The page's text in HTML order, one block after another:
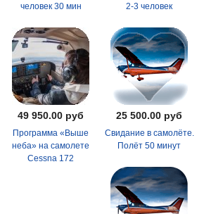
человек 30 мин
2-3 человек
49 950.00 руб
Программа «Выше
неба» на самолете
Cessna 172
25 500.00 руб
Свидание в самолёте.
Полёт 50 минут